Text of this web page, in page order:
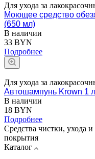
Для ухода за
Моющее средство
(650 мл)
В наличии
33 BYN
Подробнее
Для ухода за
Автошампунь Krown 1
В наличии
18 BYN
Подробнее
Средства чистки, ухода
покрытия
Каталог